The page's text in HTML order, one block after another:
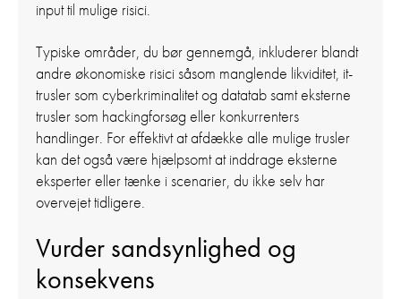
input til mulige risici.
Typiske områder, du bør gennemgå, inkluderer blandt
andre økonomiske risici såsom manglende likviditet, it-
trusler som cyberkriminalitet og datatab samt eksterne
trusler som hackingforsøg eller konkurrenters
handlinger. For effektivt at afdække alle mulige trusler
kan det også være hjælpsomt at inddrage eksterne
eksperter eller tænke i scenarier, du ikke selv har
overvejet tidligere.
Vurder sandsynlighed og
konsekvens